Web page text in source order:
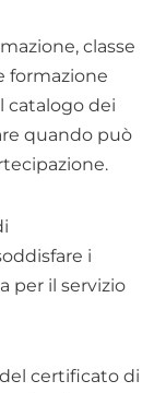
classe
formazione
catalogo dei
quando può
i
per il servizio
certificato di